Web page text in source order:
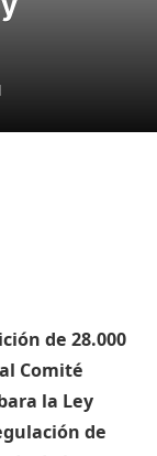
de 28.000
Comité
la Ley
de